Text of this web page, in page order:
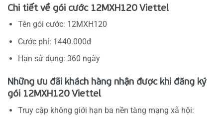
Chi tiết về gói cước 12MXH120 Viettel
Tên gói cước: 12MXH120
Cước phí: 1440.000đ
Hạn sử dụng: 360 ngày
Những ưu đãi khách hàng nhận được khi đăng ký
gói 12MXH120 Viettel
Truy cập không giới hạn ba nền tàng mạng xã hội: